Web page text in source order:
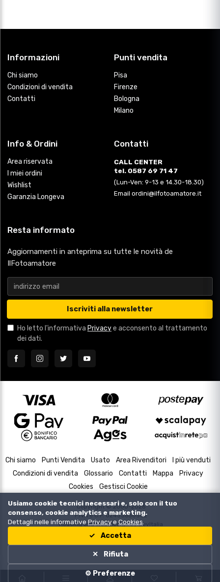
Informazioni
Chi siamo
Condizioni di vendita
Contatti
Punti vendita
Pisa
Firenze
Bologna
Milano
Info & Ordini
Area riservata
I miei ordini
Wishlist
Garanzia Longeva
Contatti
CALL CENTER
tel. 0587 69 71 47
(Lun-Ven: 9-13 e 14.30-18.30)
Email ordini@ilfotoamatore.it
Resta informato
Aggiornamenti in anteprima su tutte le novità de
IlFotoamatore
Iscriviti alla newsletter
Ho letto l'informativa Privacye acconsento al trattamento
dei dati.
Chi siamo Punti Vendita Usato Area Rivenditori
I più venduti
Condizioni di vendita
Glossario Contatti Mappa
Privacy
Cookies
Gestisci Cookie
Copyright © 2000-2026
P.IVA e C.F. 02433630502
Housing and Web Design byDevItalia
Usiamo cookie tecnici necessari e, solo con il tuo
consenso, cookie analytics e marketing.
Dettagli nelle informativePrivacye Cookies
Accetta
Rifiuta
⚙️ Preferenze